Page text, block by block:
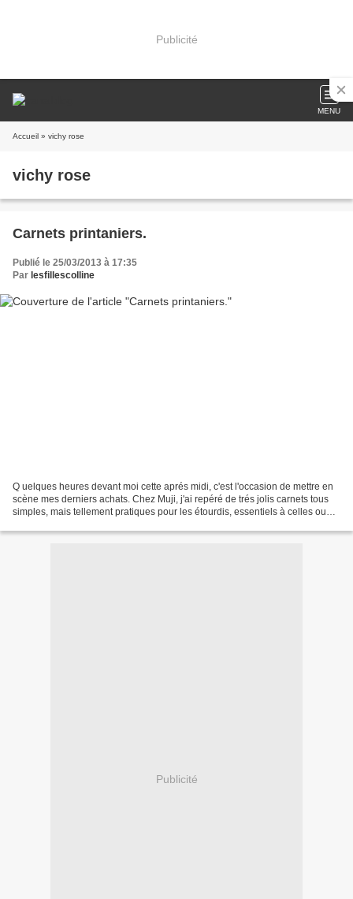
Publicité
MENU
Accueil » vichy rose
vichy rose
Carnets printaniers.
Publié le 25/03/2013 à 17:35
Par lesfillescolline
Q uelques heures devant moi cette aprés midi, c'est l'occasion de mettre en
scène mes derniers achats. Chez Muji, j'ai repéré de trés jolis carnets tous
simples, mais tellement pratiques pour les étourdis, essentiels à celles ou
Publicité